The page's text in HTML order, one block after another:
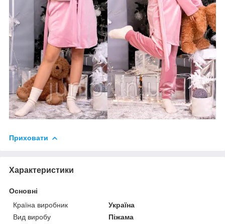
Приховати
Характеристики
Основні
Країна виробник
Україна
Вид виробу
Піжама